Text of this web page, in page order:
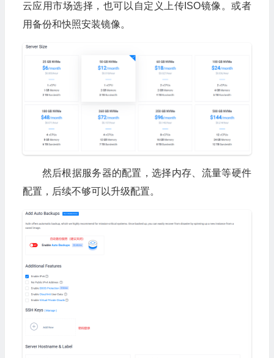
云应用市场选择，也可以自定义上传ISO镜像。或者
用备份和快照安装镜像。
然后根据服务器的配置，选择内存、流量等硬件
配置，后续不够可以升级配置。